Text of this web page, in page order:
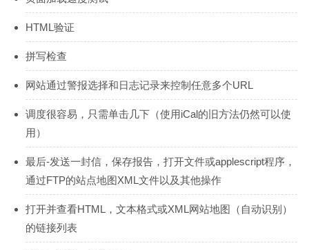
HTML验证
拼写检查
网站通过警报选择和日志记录来控制任意多个URL
调度很容易，只需单击几下（使用iCal的旧方法仍然可以使
用）
最后-发送一封信，保存报告，打开文件或applescript程序，
通过FTP的站点地图XML文件以及其他操作
打开并查看HTML，文本格式或XML网站地图（自动识别）
的链接列表